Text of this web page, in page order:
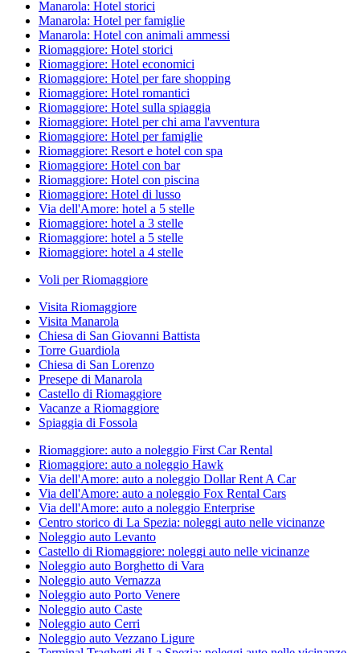
Manarola: Hotel storici
Manarola: Hotel per famiglie
Manarola: Hotel con animali ammessi
Riomaggiore: Hotel storici
Riomaggiore: Hotel economici
Riomaggiore: Hotel per fare shopping
Riomaggiore: Hotel romantici
Riomaggiore: Hotel sulla spiaggia
Riomaggiore: Hotel per chi ama l'avventura
Riomaggiore: Hotel per famiglie
Riomaggiore: Resort e hotel con spa
Riomaggiore: Hotel con bar
Riomaggiore: Hotel con piscina
Riomaggiore: Hotel di lusso
Via dell'Amore: hotel a 5 stelle
Riomaggiore: hotel a 3 stelle
Riomaggiore: hotel a 5 stelle
Riomaggiore: hotel a 4 stelle
Voli per Riomaggiore
Visita Riomaggiore
Visita Manarola
Chiesa di San Giovanni Battista
Torre Guardiola
Chiesa di San Lorenzo
Presepe di Manarola
Castello di Riomaggiore
Vacanze a Riomaggiore
Spiaggia di Fossola
Riomaggiore: auto a noleggio First Car Rental
Riomaggiore: auto a noleggio Hawk
Via dell'Amore: auto a noleggio Dollar Rent A Car
Via dell'Amore: auto a noleggio Fox Rental Cars
Via dell'Amore: auto a noleggio Enterprise
Centro storico di La Spezia: noleggi auto nelle vicinanze
Noleggio auto Levanto
Castello di Riomaggiore: noleggi auto nelle vicinanze
Noleggio auto Borghetto di Vara
Noleggio auto Vernazza
Noleggio auto Porto Venere
Noleggio auto Caste
Noleggio auto Cerri
Noleggio auto Vezzano Ligure